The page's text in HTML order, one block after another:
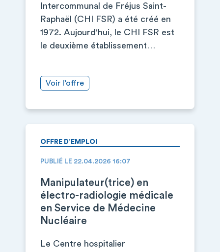
Intercommunal de Fréjus Saint-
Raphaël (CHI FSR) a été créé en
1972. Aujourd'hui, le CHI FSR est
le deuxième établissement…
Voir l’offre
OFFRE D’EMPLOI
PUBLIÉ LE 22.04.2026 16:07
Manipulateur(trice) en
électro-radiologie médicale
en Service de Médecine
Nucléaire
Le Centre hospitalier